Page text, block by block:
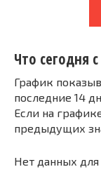
Что сегодня
График
последние 14
Если на
предыдущих
Нет данных